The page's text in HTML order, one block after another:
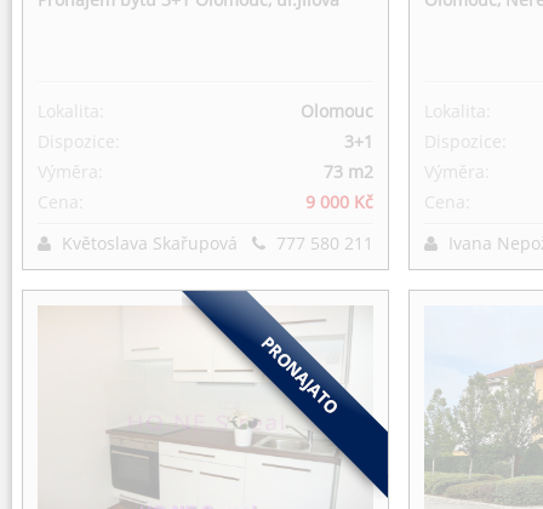
Lokalita:
Olomouc
Dispozice:
3+1
Výměra:
73 m2
Cena:
9 000 Kč
Květoslava Skařupová
777 580 211
Lokalita:
Dispozice:
Výměra:
Cena:
Ivana